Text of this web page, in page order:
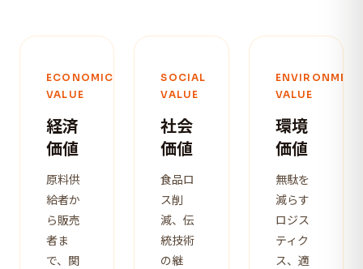
ECONOMIC
VALUE
経済
価値
原料供
給者か
ら販売
者ま
で、関
SOCIAL
VALUE
社会
価値
食品ロ
ス削
減、伝
統技術
の継
VALUE
環境
価値
無駄を
減らす
ロジス
ティク
ス、適